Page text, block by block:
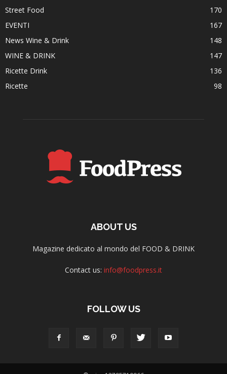
Street Food
170
EVENTI
167
News Wine & Drink
148
WINE & DRINK
147
Ricette Drink
136
Ricette
98
ABOUT US
Magazine dedicato al mondo del FOOD & DRINK
Contact us: info@foodpress.it
FOLLOW US